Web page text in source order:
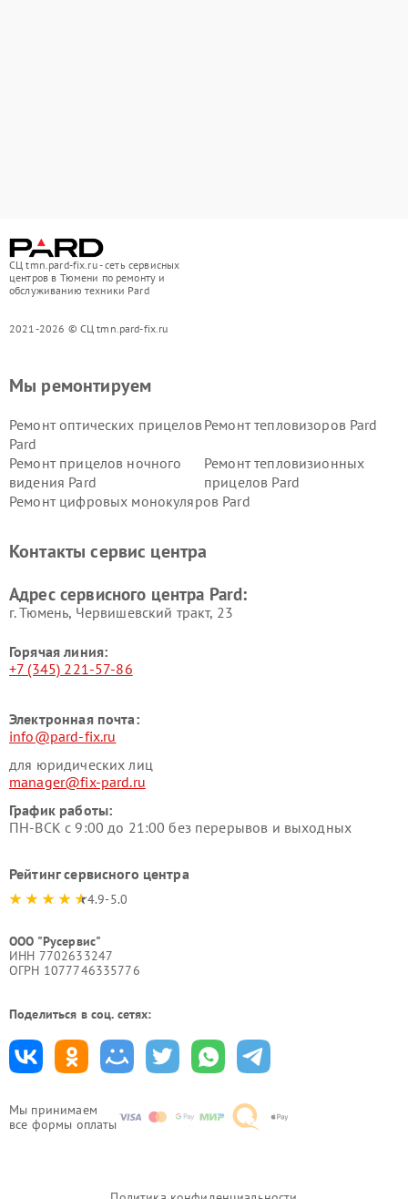
СЦ tmn.pard-fix.ru - сеть сервисных
центров в Тюмени по ремонту и
обслуживанию техники Pard
2021-2026 © СЦ tmn.pard-fix.ru
Мы принимаем
все формы оплаты
Мы ремонтируем
Ремонт оптических прицелов
Pard
Ремонт тепловизоров Pard
Ремонт прицелов ночного
видения Pard
Ремонт тепловизионных
прицелов Pard
Ремонт цифровых монокуляров Pard
Контакты сервис центра
Адрес сервисного центра Pard:
г. Тюмень, ​Червишевский тракт, 23
Горячая линия:
+7 (345) 221-57-86
Электронная почта:
info@pard-fix.ru
для юридических лиц
manager@fix-pard.ru
График работы:
ПН-ВСК с 9:00 до 21:00 без перерывов и выходных
Рейтинг сервисного центра
4.9-5.0
ООО "Русервис"
ИНН 7702633247
ОГРН 1077746335776
Поделиться в соц. сетях: